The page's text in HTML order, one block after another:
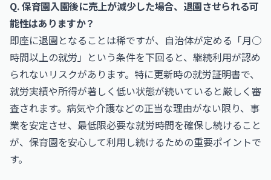
Q. 保育園入園後に売上が減少した場合、退園させられる可
能性はありますか？
即座に退園となることは稀ですが、自治体が定める「月○
時間以上の就労」という条件を下回ると、継続利用が認め
られないリスクがあります。特に更新時の就労証明書で、
就労実績や所得が著しく低い状態が続いていると厳しく審
査されます。病気や介護などの正当な理由がない限り、事
業を安定させ、最低限必要な就労時間を確保し続けること
が、保育園を安心して利用し続けるための重要ポイントで
す。